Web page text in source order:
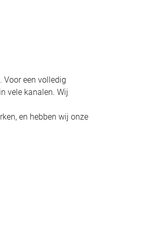
Voor een volledig
vele kanalen. Wij
en hebben wij onze